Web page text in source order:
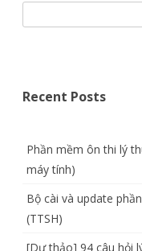
Recent Posts
Phần mềm ôn thi lý
máy tính)
Bộ cài và update
(TTSH)
[Dự thảo] 94 câu hỏi